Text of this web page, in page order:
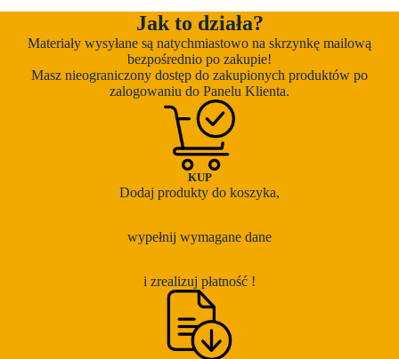
Jak to działa?
Materiały wysyłane są natychmiastowo na skrzynkę mailową
bezpośrednio po zakupie!
Masz nieograniczony dostęp do zakupionych produktów po
zalogowaniu do Panelu Klienta.
KUP
Dodaj produkty do koszyka,
wypełnij wymagane dane
i zrealizuj płatność !